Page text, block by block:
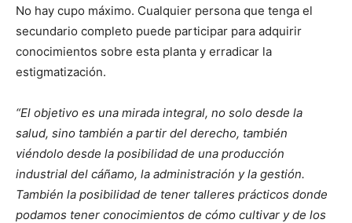
No hay cupo máximo. Cualquier persona que tenga el
secundario completo puede participar para adquirir
conocimientos sobre esta planta y erradicar la
estigmatización.
“El objetivo es una mirada integral, no solo desde la
salud, sino también a partir del derecho, también
viéndolo desde la posibilidad de una producción
industrial del cáñamo, la administración y la gestión.
También la posibilidad de tener talleres prácticos donde
podamos tener conocimientos de cómo cultivar y de los